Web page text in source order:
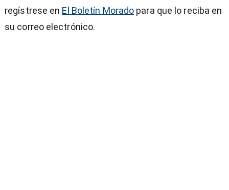
regístrese en El Boletín Morado para que lo reciba en
su correo electrónico.